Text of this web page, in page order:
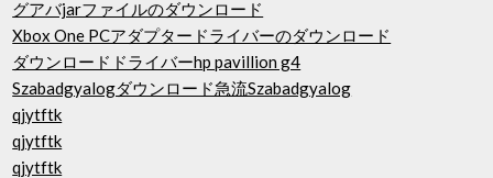
グアバjarファイルのダウンロード
Xbox One PCアダプタードライバーのダウンロード
ダウンロードドライバーhp pavillion g4
Szabadgyalogダウンロード急流Szabadgyalog
qjytftk
qjytftk
qjytftk